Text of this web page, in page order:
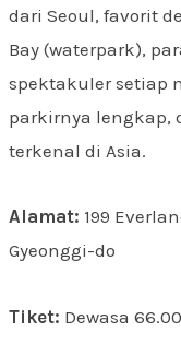
dari Seoul, favorit
Bay (waterpark),
spektakuler setiap
parkirnya lengkap,
terkenal di Asia.
Alamat: 199
Gyeonggi-do
Tiket: Dewasa